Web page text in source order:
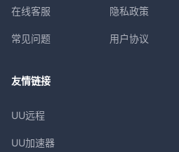
在线客服
常见问题
隐私政策
用户协议
友情链接
UU远程
UU加速器